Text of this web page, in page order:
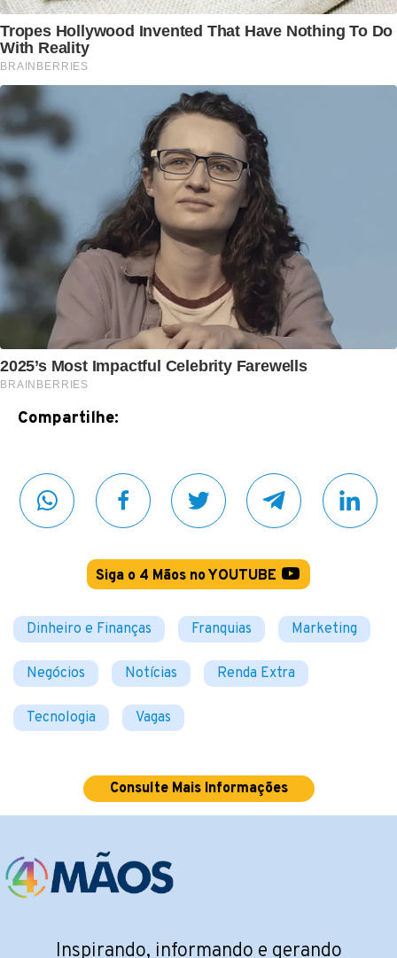
Compartilhe:
Siga o 4 Mãos no YOUTUBE
Dinheiro e Finanças Franquias Marketing
Negócios Notícias Renda Extra
Tecnologia Vagas
Consulte Mais Informações
Inspirando, informando e gerando